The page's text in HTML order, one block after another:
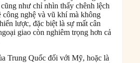
như chỉ nhìn thấy chênh lệch
nghệ và vũ khí mà không
lược, đặc biệt là sự mất cân
giao còn nghiêm trọng hơn cả
Trung Quốc đối với Mỹ, hoặc là